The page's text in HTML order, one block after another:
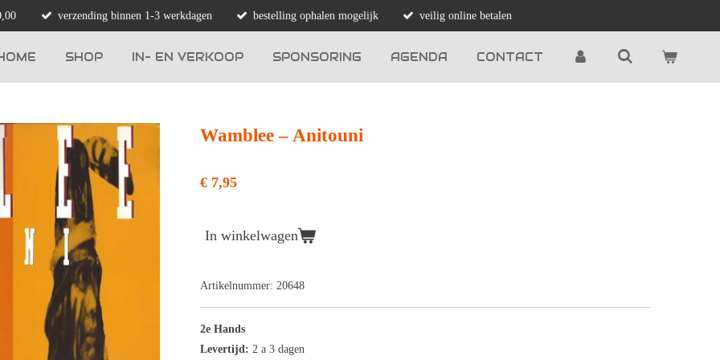
verzending binnen 1-3 werkdagen bestelling ophalen mogelijk veilig online betalen
SHOP IN- EN VERKOOP SPONSORING AGENDA CONTACT
Wamblee ‎– Anitouni
€ 7,95
In winkelwagen
Artikelnummer: 20648
2e Hands
Levertijd: 2 a 3 dagen